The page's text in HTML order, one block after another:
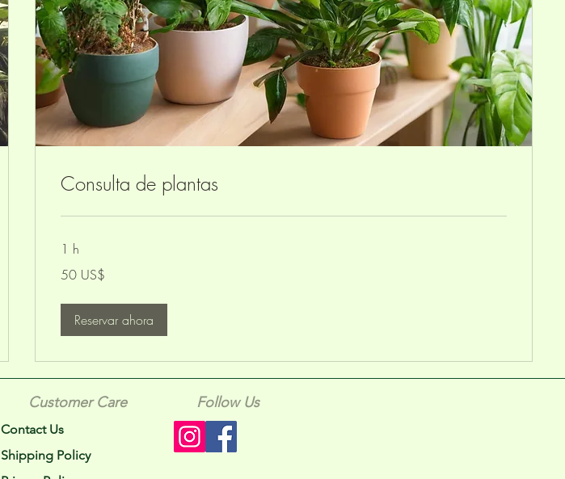
Consulta de plantas
1 h
dólares
50 US$
Reservar ahora
Customer Care Follow Us
Shipping Policy
Contact Us